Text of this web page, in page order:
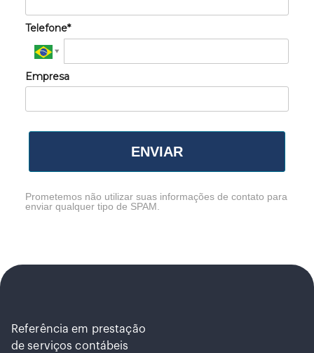
Telefone*
Empresa
ENVIAR
Prometemos não utilizar suas informações de contato para
enviar qualquer tipo de SPAM.
Referência em prestação
de serviços contábeis